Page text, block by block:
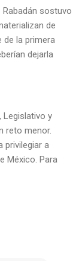
sostuvo
de
de la primera
dejarla
Legislativo y
reto menor.
privilegiar a
México. Para